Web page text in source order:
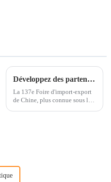
Développez des partenariats internationaux : découvrez des solutions innovantes de mélange de poudres alimentaires à la Foire de Canton 2025
La 137e Foire d'import-export
de Chine, plus connue sous le